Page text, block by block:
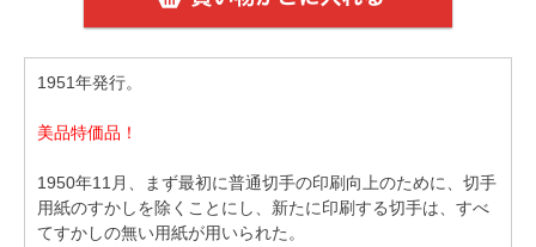
1951年発行。
美品特価品！
1950年11月、まず最初に普通切手の印刷向上のために、切手
用紙のすかしを除くことにし、新たに印刷する切手は、すべ
てすかしの無い用紙が用いられた。